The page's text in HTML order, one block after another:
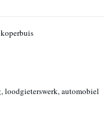
loodgieterswerk, automobiel